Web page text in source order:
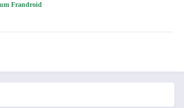
Frandroid